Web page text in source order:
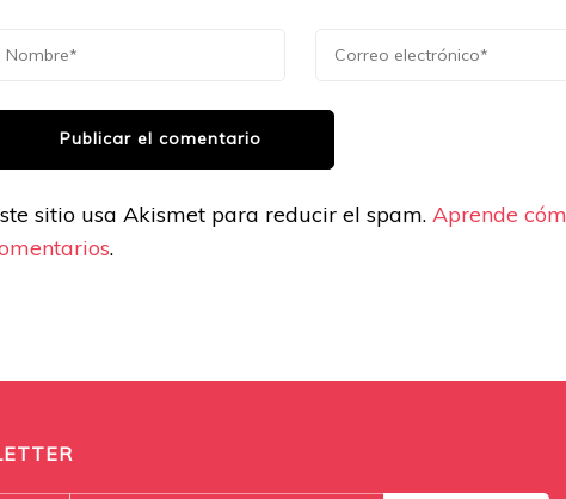
sitio usa Akismet para reducir el spam. Aprende
.